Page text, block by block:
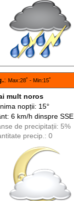
:Max:28˚ - Min:15˚
mult noros
nopții: 15°
6 km/h dinspreSSE
de precipitații: 5%
precip.: 0